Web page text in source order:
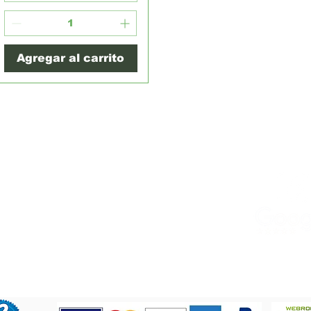
Agregar al carrito